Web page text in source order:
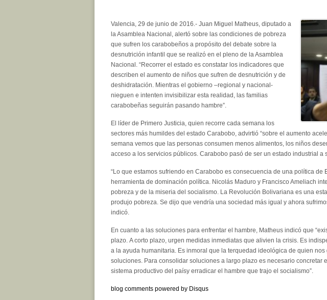
Valencia, 29 de junio de 2016.- Juan Miguel Matheus, diputado a
la Asamblea Nacional, alertó sobre las condiciones de pobreza
que sufren los carabobeños a propósito del debate sobre la
desnutrición infantil que se realizó en el pleno de la Asamblea
Nacional. “Recorrer el estado es constatar los indicadores que
describen el aumento de niños que sufren de desnutrición y de
deshidratación. Mientras el gobierno –regional y nacional-
nieguen e intenten invisibilizar esta realidad, las familias
carabobeñas seguirán pasando hambre”.
El líder de Primero Justicia, quien recorre cada semana los
sectores más humildes del estado Carabobo, advirtió “sobre el aumento
semana vemos que las personas consumen menos alimentos, los niños
acceso a los servicios públicos. Carabobo pasó de ser un estado industrial a
“Lo que estamos sufriendo en Carabobo es consecuencia de una política
herramienta de dominación política. Nicolás Maduro y Francisco Ameliach
pobreza y de la miseria del socialismo. La Revolución Bolivariana es una
produjo pobreza. Se dijo que vendría una sociedad más igual y ahora
indicó.
En cuanto a las soluciones para enfrentar el hambre, Matheus indicó que
plazo. A corto plazo, urgen medidas inmediatas que alivien la crisis. Es
a la ayuda humanitaria. Es inmoral que la terquedad ideológica de quien
soluciones. Para consolidar soluciones a largo plazo es necesario concretar
sistema productivo del paísy erradicar el hambre que trajo el socialismo”.
blog comments powered by Disqus